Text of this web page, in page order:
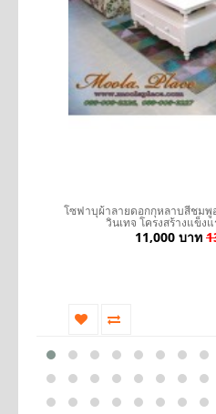
โซฟาบุผ้าลายดอกกุหลาบสีชมพู
วินเทจ โครงสร้างแข็ง
11,000 บาท